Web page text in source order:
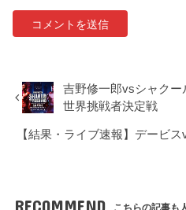
吉野修一郎vsシャクー
世界挑戦者決定戦
【結果・ライブ速報】デービ
RECOMMEND